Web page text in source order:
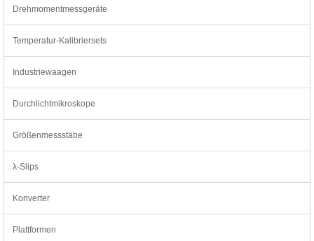
Drehmomentmessgeräte
Temperatur-Kalibriersets
Industriewaagen
Durchlichtmikroskope
Größenmessstäbe
λ-Slips
Konverter
Plattformen